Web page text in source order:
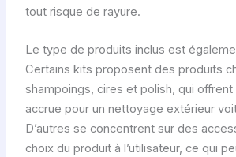
tout risque de rayure.
Le type de produits inclus est
Certains kits proposent des produits
shampoings, cires et polish, qui
accrue pour un nettoyage extérieur
D’autres se concentrent sur des
choix du produit à l’utilisateur, ce qui